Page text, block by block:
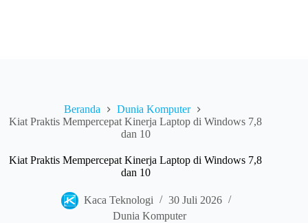
Beranda
Dunia Komputer
Kiat Praktis Mempercepat Kinerja Laptop di Windows 7,8
dan 10
Kiat Praktis Mempercepat Kinerja Laptop di Windows 7,8
dan 10
Kaca Teknologi
30 Juli 2026
Dunia Komputer